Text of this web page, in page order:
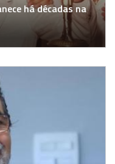
há décadas na